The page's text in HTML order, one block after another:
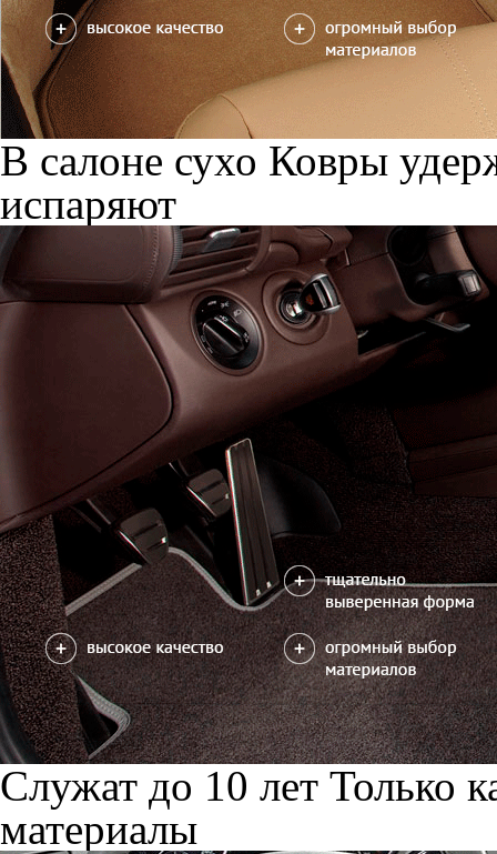
В салоне сухо Ковры
испаряют
Служат до 10 лет Только
материалы